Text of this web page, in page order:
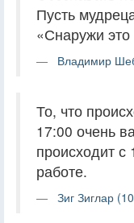
Пусть
«Снаружи
Владимир
То, что
17:00 очень
происходит с
работе.
Зиг Зиглар